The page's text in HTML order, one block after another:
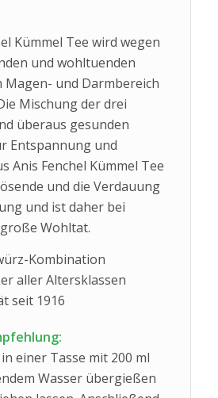
Kümmel Tee wird wegen
und wohltuenden
und Darmbereich
Mischung der drei
überaus gesunden
Entspannung und
Anis Fenchel Kümmel Tee
und die Verdauung
und ist daher bei
Wohltat.
Kombination
aller Altersklassen
seit 1916
einer Tasse mit 200 ml
Wasser übergießen